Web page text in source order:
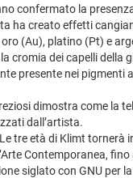
confermato la
ha creato effetti
oro (Au), platino (Pt) e
cromia dei capelli della
presente nei pigmenti
dimostra come la
dall’artista.
tre età di Klimt tornerà
Contemporanea,
siglato con GNU per